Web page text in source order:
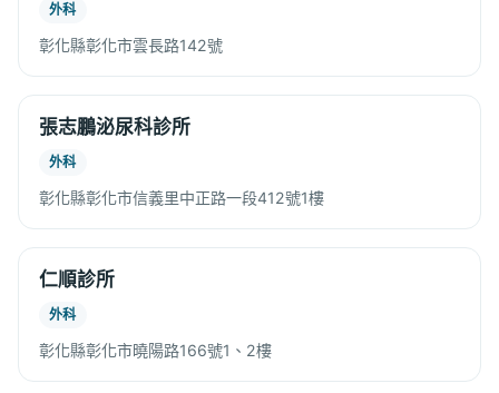
外科
彰化縣彰化市雲長路142號
張志鵬泌尿科診所
外科
彰化縣彰化市信義里中正路一段412號1樓
仁順診所
外科
彰化縣彰化市曉陽路166號1、2樓